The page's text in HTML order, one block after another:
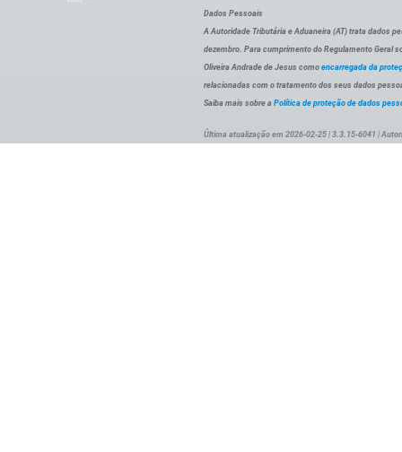
Dados Pessoais
A Autoridade Tributária e Aduaneira (AT) trata dados
dezembro. Para cumprimento do Regulamento Geral
Oliveira Andrade de Jesus como encarregada da
relacionadas com o tratamento dos seus dados
Saiba mais sobre a Política de proteção de dados
Última atualização em 2026-02-25 | 3.3.15-6041 |